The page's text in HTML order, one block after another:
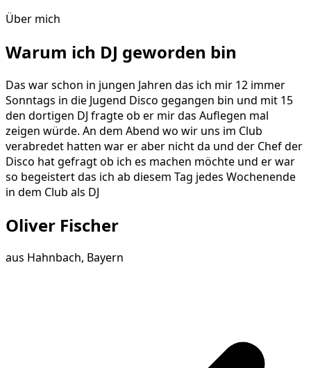
Über mich
Warum ich DJ geworden bin
Das war schon in jungen Jahren das ich mir 12 immer
Sonntags in die Jugend Disco gegangen bin und mit 15
den dortigen DJ fragte ob er mir das Auflegen mal
zeigen würde. An dem Abend wo wir uns im Club
verabredet hatten war er aber nicht da und der Chef der
Disco hat gefragt ob ich es machen möchte und er war
so begeistert das ich ab diesem Tag jedes Wochenende
in dem Club als DJ
Oliver Fischer
aus Hahnbach, Bayern